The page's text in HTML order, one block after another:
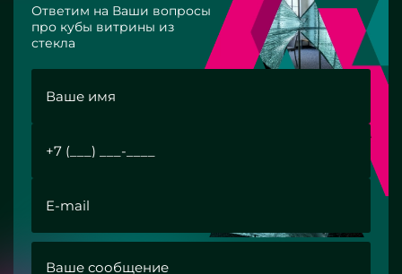
Ответим на Ваши вопросы
про кубы витрины из
стекла